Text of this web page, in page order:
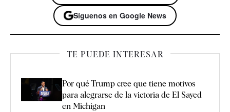
Síguenos en Google News
TE PUEDE INTERESAR
Por qué Trump cree que tiene motivos
para alegrarse de la victoria de El Sayed
en Michigan